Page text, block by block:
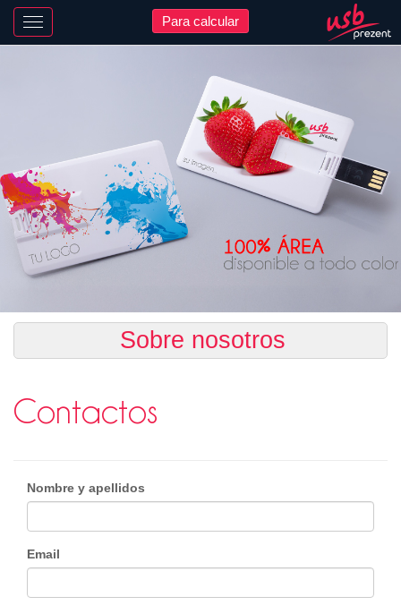
Nawigacja Para calcular
Sobre nosotros
Сontactos
Nombre y apellidos
Email